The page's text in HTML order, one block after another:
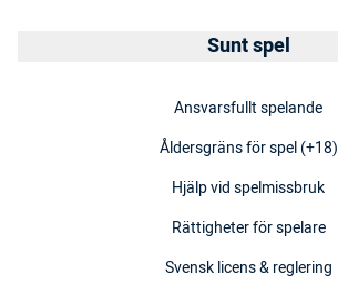
Sunt spel
Ansvarsfullt spelande
Åldersgräns för spel (+18)
Hjälp vid spelmissbruk
Rättigheter för spelare
Svensk licens & reglering